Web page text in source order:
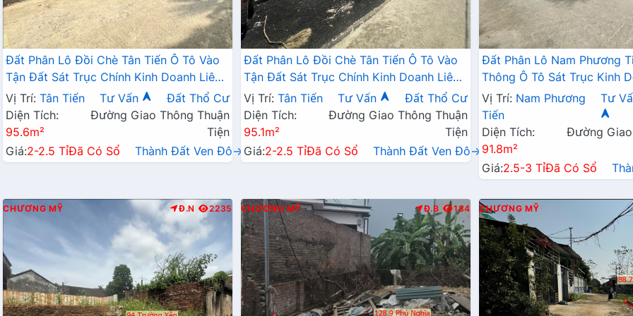
Đất Phân Lô Đồi Chè Tân Tiến Ô Tô Vào
Tận Đất Sát Trục Chính Kinh Doanh Liên
Xã Ngay Gần QL21A
Vị Trí: Tân Tiến Tư Vấn
Đất Thổ Cư
Diện Tích:
95.6m²
Đường Giao Thông Thuận
Tiện
Giá:2-2.5 TỉĐã Có Sổ Thành Đất Ven Đô→
Đất Phân Lô Đồi Chè Tân Tiến Ô Tô Vào
Tận Đất Sát Trục Chính Kinh Doanh Liên
Xã Ngay Gần QL21A
Vị Trí: Tân Tiến Tư Vấn
Đất Thổ Cư
Diện Tích:
95.1m²
Đường Giao Thông Thuận
Tiện
Giá:2-2.5 TỉĐã Có Sổ Thành Đất Ven Đô→
Đất Phân Lô Nam Phương
Thông Ô Tô Sát Trục Kinh
Ngay Gần QL21A
Vị Trí: Nam Phương
Tiến
Tư
Diện Tích:
91.8m²
Đường
Giá:2.5-3 TỉĐã Có Sổ
CHƯƠNG MỸ Đ.N 2235 CHƯƠNG MỸ Đ.B 184 CHƯƠNG MỸ